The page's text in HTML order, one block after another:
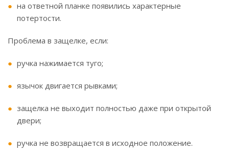
на ответной планке появились характерные
потертости.
Проблема в защелке, если:
ручка нажимается туго;
язычок двигается рывками;
защелка не выходит полностью даже при открытой
двери;
ручка не возвращается в исходное положение.